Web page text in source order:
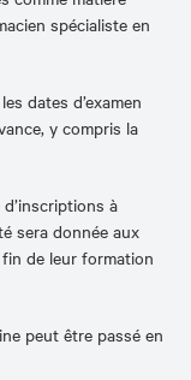
spécialiste en
dates d’examen
y compris la
à
sera donnée aux
de leur formation
peut être passé en